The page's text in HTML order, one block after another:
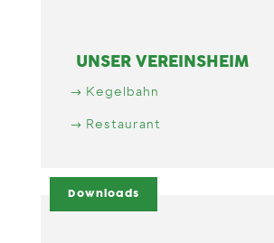
UNSER VEREINSHEIM
Kegelbahn
Restaurant
Downloads